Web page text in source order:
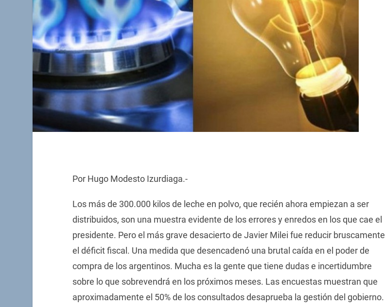
Por Hugo Modesto Izurdiaga.-
Los más de 300.000 kilos de leche en polvo, que recién ahora empiezan a ser
distribuidos, son una muestra evidente de los errores y enredos en los que cae el
presidente. Pero el más grave desacierto de Javier Milei fue reducir bruscamente
el déficit fiscal. Una medida que desencadenó una brutal caída en el poder de
compra de los argentinos. Mucha es la gente que tiene dudas e incertidumbre
sobre lo que sobrevendrá en los próximos meses. Las encuestas muestran que
aproximadamente el 50% de los consultados desaprueba la gestión del gobierno.